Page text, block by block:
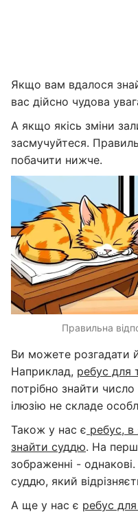
Якщо вам вдалося
вас дійсно чудова
А якщо якісь зміни
засмучуйтеся.
побачити нижче.
Правильна
Ви можете розгадати
Наприклад, ребус для
потрібно знайти
ілюзію не складе
Також у нас є ребус,
знайти суддю. На
зображенні -
суддю, який
А ще у нас є ребус для